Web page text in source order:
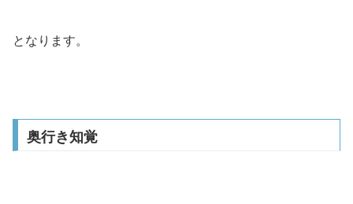
となります。
奥行き知覚